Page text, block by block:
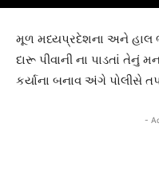
મૂળ મધ્યપ્રદેશના અને હાલ
દારૂ પીવાની ના પાડતાં તેનું
કર્યાના બનાવ અંગે પોલીસે
-